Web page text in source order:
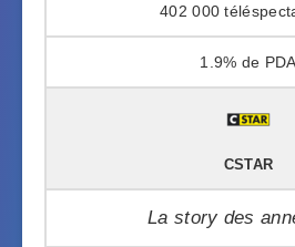
402 000
1.9%
CSTAR
La story des